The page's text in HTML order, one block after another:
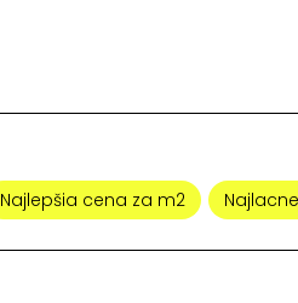
Najlepšia cena za m2